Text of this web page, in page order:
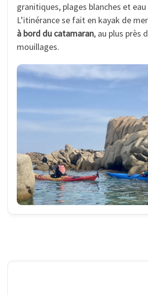
granitiques, plages blanches et
L’itinérance se fait en kayak de
à bord du catamaran, au plus près
mouillages.